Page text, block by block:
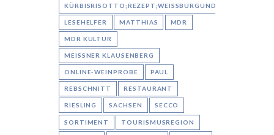
KÜRBISRISOTTO;REZEPT;WEISSBURGUNDER;AARON
LESEHELFER MATTHIAS MDR
MDR KULTUR
MEISSNER KLAUSENBERG
ONLINE-WEINPROBE PAUL
REBSCHNITT RESTAURANT
RIESLING SACHSEN SECCO
SORTIMENT TOURISMUSREGION